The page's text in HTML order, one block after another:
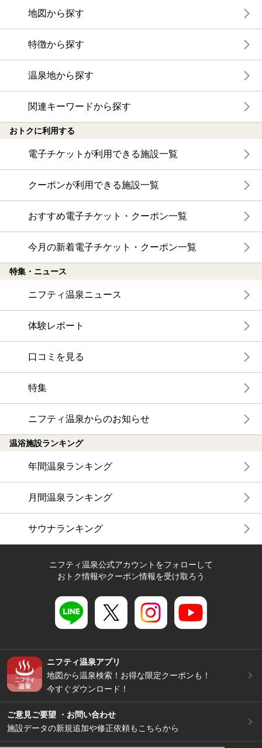
地図から探す
特徴から探す
温泉地から探す
関連キーワードから探す
おトクに利用する
電子チケットが利用できる施設一覧
クーポンが利用できる施設一覧
おすすめ電子チケット・クーポン一覧
今月の新着電子チケット・クーポン一覧
特集・ニュース
ニフティ温泉ニュース
体験レポート
口コミを見る
特集
ニフティ温泉からのお知らせ
温浴施設ランキング
年間温泉ランキング
月間温泉ランキング
サウナランキング
ニフティ温泉公式アカウントをフォローして
おトク情報やクーポン情報を受け取ろう
ニフティ温泉アプリ
地図から温泉検索！お得な限定クーポンも！
今すぐダウンロード！
ご意見ご要望 ・お問い合わせ
施設データの新規追加や修正依頼もこちらから